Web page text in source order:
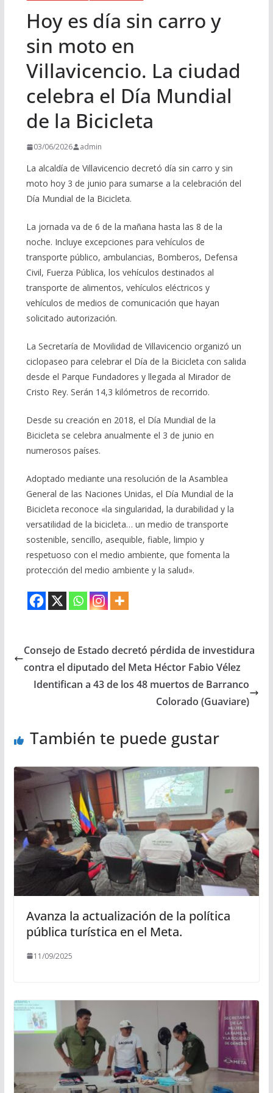
Hoy es día sin carro y
sin moto en
Villavicencio. La ciudad
celebra el Día Mundial
de la Bicicleta
03/06/2026 admin
La alcaldía de Villavicencio decretó día sin carro y sin
moto hoy 3 de junio para sumarse a la celebración del
Día Mundial de la Bicicleta.
La jornada va de 6 de la mañana hasta las 8 de la
noche. Incluye excepciones para vehículos de
transporte público, ambulancias, Bomberos, Defensa
Civil, Fuerza Pública, los vehículos destinados al
transporte de alimentos, vehículos eléctricos y
vehículos de medios de comunicación que hayan
solicitado autorización.
La Secretaría de Movilidad de Villavicencio organizó un
ciclopaseo para celebrar el Día de la Bicicleta con salida
desde el Parque Fundadores y llegada al Mirador de
Cristo Rey. Serán 14,3 kilómetros de recorrido.
Desde su creación en 2018, el Día Mundial de la
Bicicleta se celebra anualmente el 3 de junio en
numerosos países.
Adoptado mediante una resolución de la Asamblea
General de las Naciones Unidas, el Día Mundial de la
Bicicleta reconoce «la singularidad, la durabilidad y la
versatilidad de la bicicleta… un medio de transporte
sostenible, sencillo, asequible, fiable, limpio y
respetuoso con el medio ambiente, que fomenta la
protección del medio ambiente y la salud».
Consejo de Estado decretó pérdida de investidura
contra el diputado del Meta Héctor Fabio Vélez
Identifican a 43 de los 48 muertos de Barranco
Colorado (Guaviare)
También te puede gustar
Avanza la actualización de la política
pública turística en el Meta.
11/09/2025